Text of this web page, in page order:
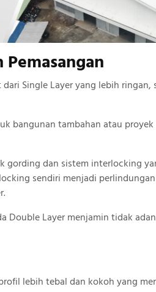
Single Layer yang lebih ringan,
bangunan tambahan atau
gording dan sistem interlocking
sendiri menjadi
Double Layer menjamin tidak
lebih tebal dan kokoh yang